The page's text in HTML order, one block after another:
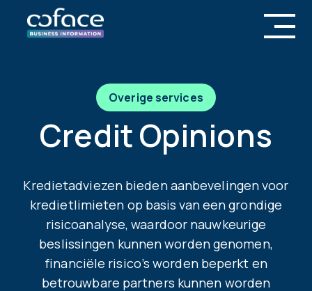
Overige services
Credit Opinions
Kredietadviezen bieden aanbevelingen voor
kredietlimieten op basis van een grondige
risicoanalyse, waardoor nauwkeurige
beslissingen kunnen worden genomen,
financiële risico’s worden beperkt en
betrouwbare partners kunnen worden